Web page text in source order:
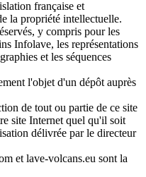
française et
la propriété intellectuelle.
y compris pour les
Infolave, les représentations
et les séquences
l'objet d'un dépôt auprès
de tout ou partie de ce site
site Internet quel qu'il soit
délivrée par le directeur
et lave-volcans.eu sont la